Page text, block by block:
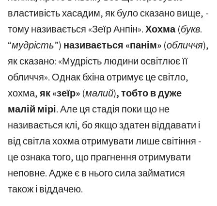
властивість хасадим, як було сказано вище, -
тому називається «Зеїр Анпін».Хохма (букв.
“мудрість”) називається «панім» (обличчя),
як сказано: «Мудрість людини освітлює її
обличчя». Однак бхіна отримує це світло,
хохма,як «зеїр» (малий), тобто в дуже
малій мірі. Але ця стадія поки що не
називається клі, бо якщо здатен віддавати і
від світла хохма отримувати лише світіння -
це ознака того, що прагнення отримувати
неповне. Адже є в нього сила займатися
також і віддачею.